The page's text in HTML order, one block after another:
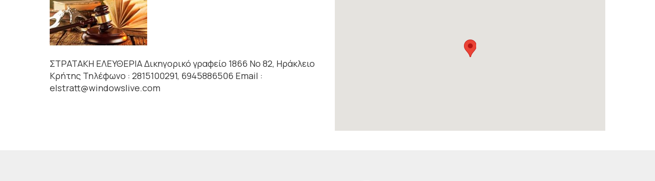
ΣΤΡΑΤΑΚΗ ΕΛΕΥΘΕΡΙΑ Δικηγορικό γραφείο 1866 Νο 82, Ηράκλειο
Κρήτης Τηλέφωνο : 2815100291, 6945886506 Email :
elstratt@windowslive.com